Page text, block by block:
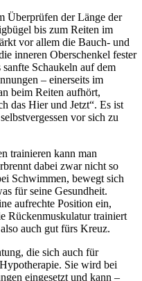
Überprüfen der Länge der
bis zum Reiten im
vor allem die Bauch- und
inneren Oberschenkel fester
Schaukeln auf dem
– einerseits im
beim Reiten aufhört,
das Hier und Jetzt“. Es ist
vor sich zu
trainieren kann man
dabei zwar nicht so
Schwimmen, bewegt sich
für seine Gesundheit.
aufrechte Position ein,
Rückenmuskulatur trainiert
auch gut fürs Kreuz.
die sich auch für
Sie wird bei
eingesetzt und kann –